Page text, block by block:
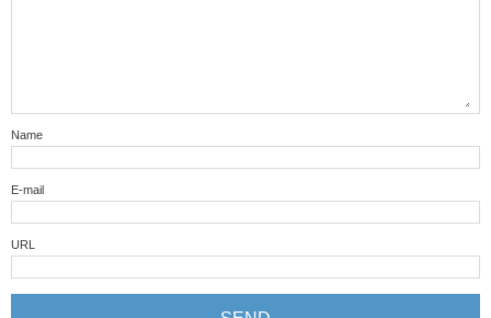
Name
E-mail
URL